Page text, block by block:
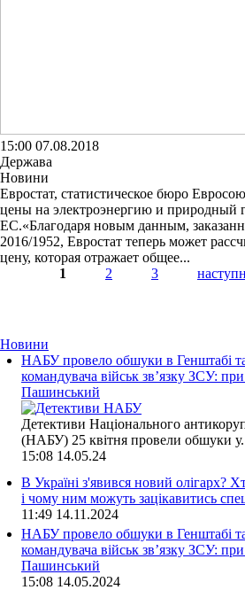
15:00 07.08.2018
Держава
Новини
Евростат, статистическое бюро
цены на электроэнергию и природный
ЕС.«Благодаря новым данным,
2016/1952, Евростат теперь может
цену, которая отражает общее...
1 2 3
Новини
НАБУ провело обшуки в Генштабі
командувача військ зв’язку ЗСУ:
Пашинський
Детективи Національного
(НАБУ) 25 квітня провели обшуки
15:08 14.05.24
В Україні з'явився новий олігарх?
і чому ним можуть зацікавитись
11:49 14.11.2024
НАБУ провело обшуки в Генштабі
командувача військ зв’язку ЗСУ:
Пашинський
15:08 14.05.2024